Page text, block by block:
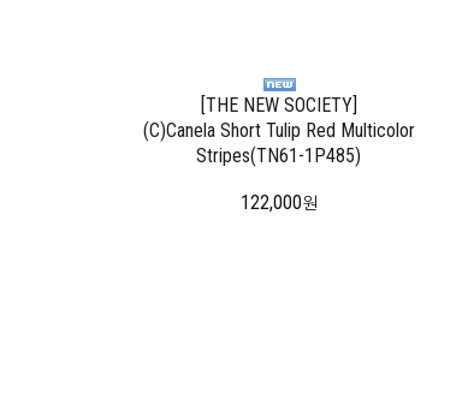
[THE NEW SOCIETY]
(C)Canela Short Tulip Red Multicolor
Stripes(TN61-1P485)
122,000원